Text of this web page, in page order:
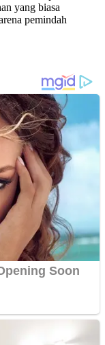
yang biasa
pemindah